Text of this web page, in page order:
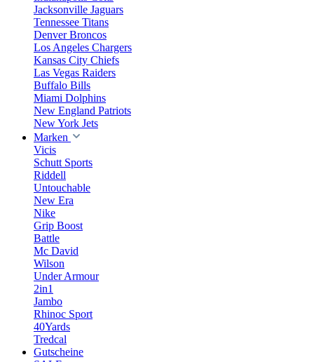
Jacksonville Jaguars
Tennessee Titans
Denver Broncos
Los Angeles Chargers
Kansas City Chiefs
Las Vegas Raiders
Buffalo Bills
Miami Dolphins
New England Patriots
New York Jets
Marken
Vicis
Schutt Sports
Riddell
Untouchable
New Era
Nike
Grip Boost
Battle
Mc David
Wilson
Under Armour
2in1
Jambo
Rhinoc Sport
40Yards
Tredcal
Gutscheine